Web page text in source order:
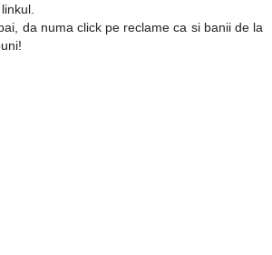
da numa click pe reclame ca si banii de la